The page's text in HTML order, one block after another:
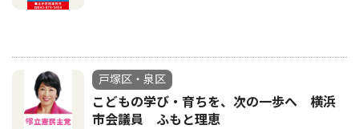
戸塚区・泉区
こどもの学び・育ちを、次の一歩へ 横浜
市会議員 ふもと理恵